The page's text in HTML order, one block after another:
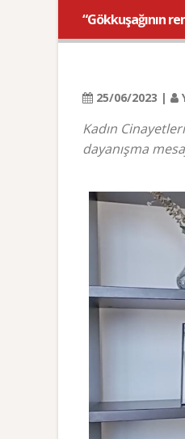
“Gökkuşağının
25/06/2023 |
Kadın
dayanışma